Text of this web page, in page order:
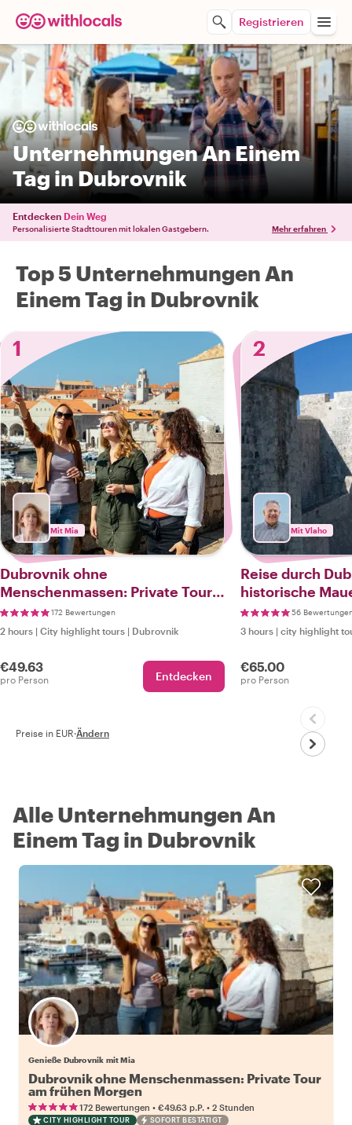
Registrieren
Unternehmungen An Einem
Tag in Dubrovnik
Entdecken Dein Weg
Personalisierte Stadttouren mit lokalen Gastgebern. Mehr erfahren
Top 5 Unternehmungen An
Einem Tag in Dubrovnik
1
Mit Mia
Dubrovnik ohne
Menschenmassen: Private Tour
am frühen Morgen
172 Bewertungen
2 hours | City highlight tours | Dubrovnik
€49.63
pro Person Entdecken
2
Mit Vlaho
Reise durch
historische
Erlebnis56
3 hours | city highlight
€65.00
pro Person
Preise in EUR·Ändern
Alle Unternehmungen An
Einem Tag in Dubrovnik
Genieße Dubrovnik mit Mia
Dubrovnik ohne Menschenmassen: Private Tour
am frühen Morgen
172 Bewertungen • €49.63 p.P. • 2 Stunden
CITY HIGHLIGHT TOUR
SOFORT BESTÄTIGT